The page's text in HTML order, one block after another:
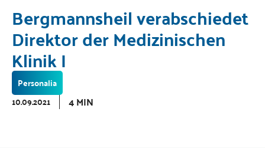
Bergmannsheil verabschiedet
Direktor der Medizinischen
Klinik I
Personalia
10.09.2021
4 MIN